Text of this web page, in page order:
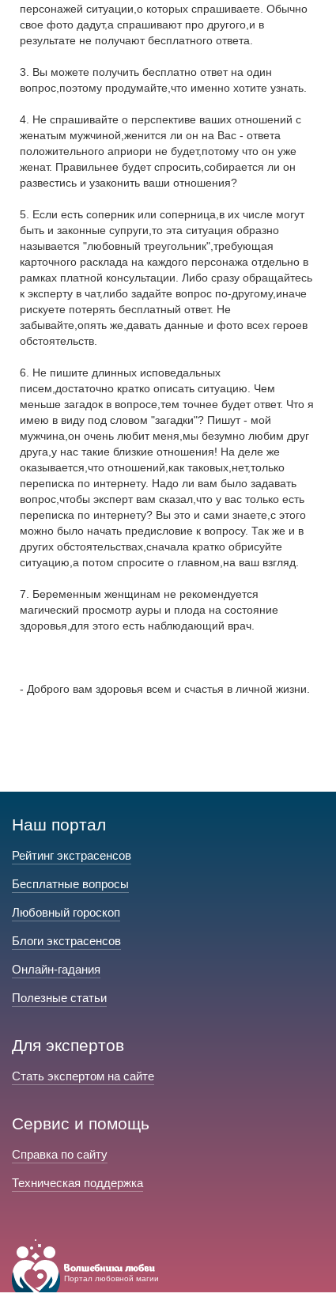
персонажей ситуации,о которых спрашиваете. Обычно
свое фото дадут,а спрашивают про другого,и в
результате не получают бесплатного ответа.
3. Вы можете получить бесплатно ответ на один
вопрос,поэтому продумайте,что именно хотите узнать.
4. Не спрашивайте о перспективе ваших отношений с
женатым мужчиной,женится ли он на Вас - ответа
положительного априори не будет,потому что он уже
женат. Правильнее будет спросить,собирается ли он
развестись и узаконить ваши отношения?
5. Если есть соперник или соперница,в их числе могут
быть и законные супруги,то эта ситуация образно
называется "любовный треугольник",требующая
карточного расклада на каждого персонажа отдельно в
рамках платной консультации. Либо сразу обращайтесь
к эксперту в чат,либо задайте вопрос по-другому,иначе
рискуете потерять бесплатный ответ. Не
забывайте,опять же,давать данные и фото всех героев
обстоятельств.
6. Не пишите длинных исповедальных
писем,достаточно кратко описать ситуацию. Чем
меньше загадок в вопросе,тем точнее будет ответ. Что я
имею в виду под словом "загадки"? Пишут - мой
мужчина,он очень любит меня,мы безумно любим друг
друга,у нас такие близкие отношения! На деле же
оказывается,что отношений,как таковых,нет,только
переписка по интернету. Надо ли вам было задавать
вопрос,чтобы эксперт вам сказал,что у вас только есть
переписка по интернету? Вы это и сами знаете,с этого
можно было начать предисловие к вопросу. Так же и в
других обстоятельствах,сначала кратко обрисуйте
ситуацию,а потом спросите о главном,на ваш взгляд.
7. Беременным женщинам не рекомендуется
магический просмотр ауры и плода на состояние
здоровья,для этого есть наблюдающий врач.
- Доброго вам здоровья всем и счастья в личной жизни.
Наш портал
Рейтинг экстрасенсов
Бесплатные вопросы
Любовный гороскоп
Блоги экстрасенсов
Онлайн-гадания
Полезные статьи
Для экспертов
Стать экспертом на сайте
Сервис и помощь
Справка по сайту
Техническая поддержка
Портал любовной магии